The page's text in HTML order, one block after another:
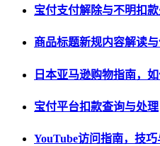
宝付支付解除与不明扣
商品标题新规内容解读
日本亚马逊购物指南，
宝付平台扣款查询与处理
YouTube访问指南，技